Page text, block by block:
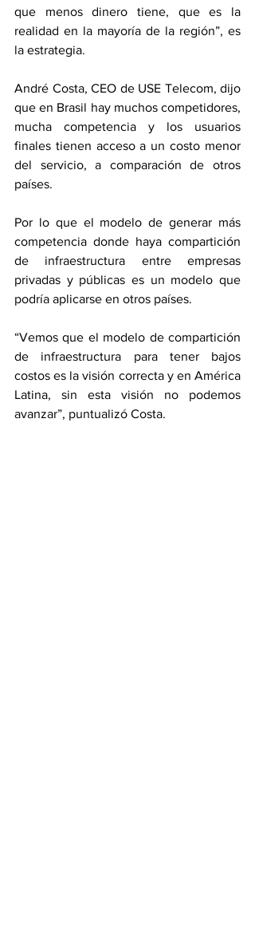
que menos dinero tiene, que es la
realidad en la mayoría de la región”, es
la estrategia.
André Costa, CEO de USE Telecom, dijo
que en Brasil hay muchos competidores,
mucha competencia y los usuarios
finales tienen acceso a un costo menor
del servicio, a comparación de otros
países.
Por lo que el modelo de generar más
competencia donde haya compartición
de infraestructura entre empresas
privadas y públicas es un modelo que
podría aplicarse en otros países.
“Vemos que el modelo de compartición
de infraestructura para tener bajos
costos es la visión correcta y en América
Latina, sin esta visión no podemos
avanzar”, puntualizó Costa.